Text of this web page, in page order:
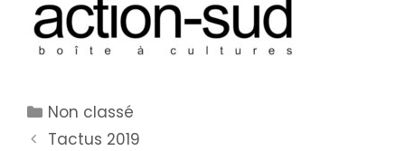
Catégories
Non classé
Tactus 2019